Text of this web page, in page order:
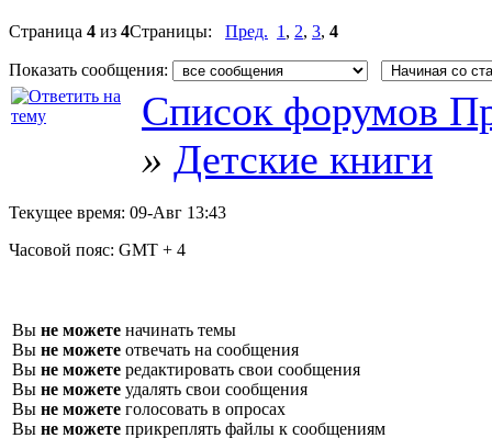
Страница 4 из 4Страницы: Пред. 1 , 2, 3, 4
Показать сообщения:
Список форумов
» Детские книги
Текущее время: 09-Авг 13:43
Часовой пояс: GMT + 4
Вы не можете начинать темы
Вы не можете отвечать на сообщения
Вы не можете редактировать свои сообщения
Вы не можете удалять свои сообщения
Вы не можете голосовать в опросах
Вы не можете прикреплять файлы к сообщениям